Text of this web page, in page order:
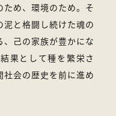
め、環境のため。そ
と格闘し続けた魂の
己の家族が豊かにな
果として種を繁栄さ
会の歴史を前に進め